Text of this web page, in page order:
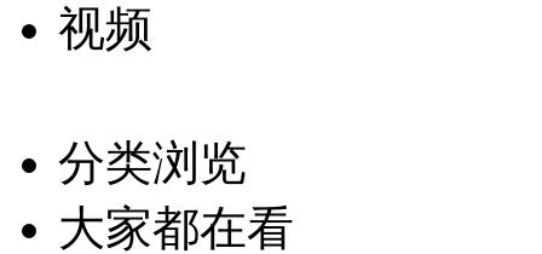
视频
分类浏览
大家都在看